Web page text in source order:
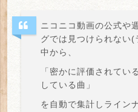
ニコニコ動画の公式や
グでは見つけられない
中から、
「密かに評価されてい
している曲」
を自動で集計しライン